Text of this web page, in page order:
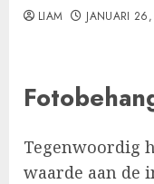
LIAM JANUARI
Tegenwoordig
waarde aan de